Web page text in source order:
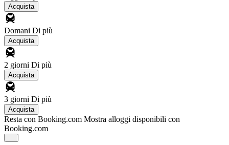
Acquista
Domani Di più
Acquista
2 giorni Di più
Acquista
3 giorni Di più
Acquista
Resta con Booking.com Mostra alloggi disponibili con
Booking.com